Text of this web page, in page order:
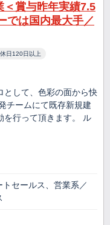
＜賞与昨年実績7.5
では国内最大手／
日120日以上
として、色彩の面から快
チームにて既存新規建
を行って頂きます。 ル
セールス、営業系／